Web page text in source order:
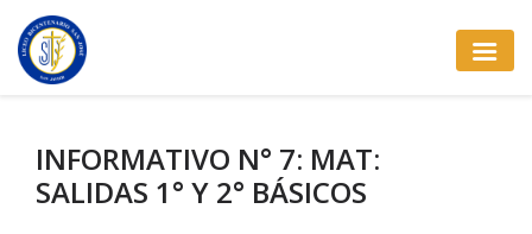
INFORMATIVO N° 7: MAT:
SALIDAS 1° Y 2° BÁSICOS